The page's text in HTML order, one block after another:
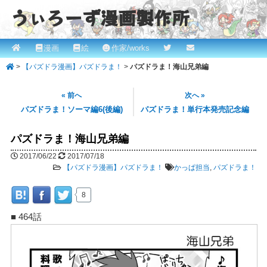
うぃろーず漫画製作所
ROBINとかっぱの漫画スタジオ！ willows.online
メ
イ
メ
イ
ン
テ
ツ
へ
漫画 絵 作家/works
> 【パズドラ漫画】パズドラま！ > パズドラま！海山兄弟編
« 前へ
パズドラま！ソーマ編6(後編)
次へ »
パズドラま！単行本発売記念編
パズドラま！海山兄弟編
2017/06/22
2017/07/18
【パズドラ漫画】パズドラま！
かっぱ担当,パズドラま！
8
■ 464話